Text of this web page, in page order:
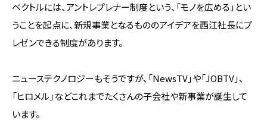
ベクトルには、アントレプレナー制度という、「モノを広める」とい
うことを起点に、新規事業となるもののアイデアを西江社長にプ
レゼンできる制度があります。
ニューステクノロジーもそうですが、「NewsTV」や「JOBTV」、
「ヒロメル」などこれまでたくさんの子会社や新事業が誕生して
います。